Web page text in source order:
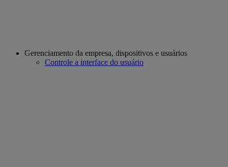
Gerenciamento da empresa, dispositivos e usuários
Controle a interface do usuário